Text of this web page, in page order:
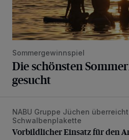
Sommergewinnspiel
Die schönsten
gesucht
Vorbildlicher Einsatz für den
NABU Gruppe Jüchen
Schwalbenplakette
Vorbildlicher Einsatz für den